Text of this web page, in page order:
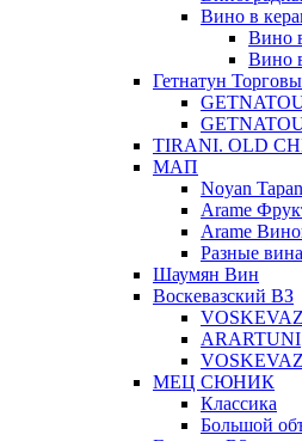
Вино в
Вино
Вино
Гетнатун
TIRANI. OLD
МАП
Noyan Tapan
Arame
Arame
Разные вина
Шаумян Вин
Воскевазский ВЗ
VOSKEVAZ
ARARTUNI
МЕЦ СЮНИК
Классика
Большой